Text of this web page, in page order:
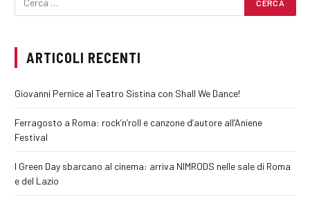
ARTICOLI RECENTI
Giovanni Pernice al Teatro Sistina con Shall We Dance!
Ferragosto a Roma: rock’n’roll e canzone d’autore all’Aniene
Festival
I Green Day sbarcano al cinema: arriva NIMRODS nelle sale di Roma
e del Lazio